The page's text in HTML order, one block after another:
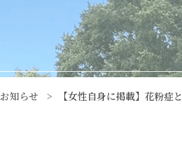
お知らせ 【女性自身に掲載】花粉